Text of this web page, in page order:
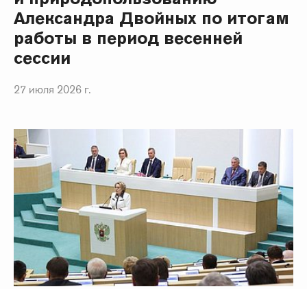
Александра Двойных по итогам
работы в период весенней
сессии
27 июля 2026 г.